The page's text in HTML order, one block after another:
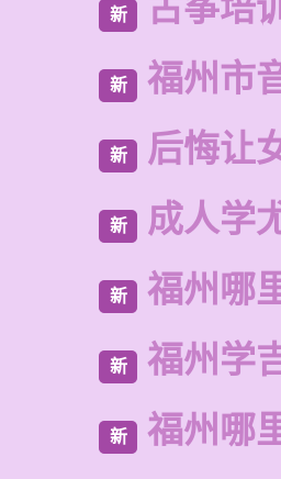
新 古筝培
新 福州市
新 后悔让
新 成人学
新 福州哪
新 福州学
新 福州哪